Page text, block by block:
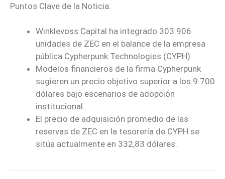
Puntos Clave de la Noticia:
Winklevoss Capital ha integrado 303.906
unidades de ZEC en el balance de la empresa
pública Cypherpunk Technologies (CYPH).
Modelos financieros de la firma Cypherpunk
sugieren un precio objetivo superior a los 9.700
dólares bajo escenarios de adopción
institucional.
El precio de adquisición promedio de las
reservas de ZEC en la tesorería de CYPH se
sitúa actualmente en 332,83 dólares.